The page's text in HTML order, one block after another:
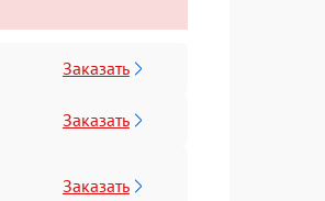
Заказать
Заказать
Заказать